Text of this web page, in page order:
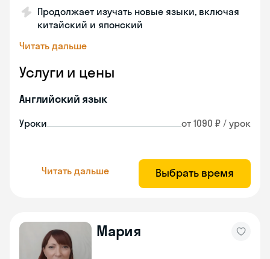
Продолжает изучать новые языки, включая
китайский и японский
Читать дальше
Услуги и цены
Английский язык
Уроки от 1090 ₽ / урок
Читать дальше Выбрать время
Мария